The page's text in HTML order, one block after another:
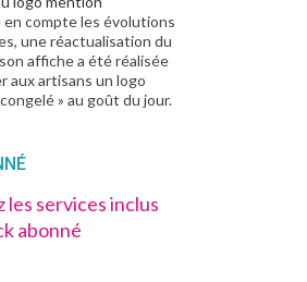
en compte les évolutions
une réactualisation du
affiche a été réalisée
aux artisans un logo
» au goût du jour.
les services inclus
abonné